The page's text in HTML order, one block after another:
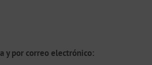
y por correo electrónico: